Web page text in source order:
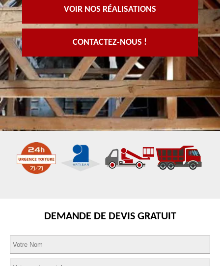
VOIR NOS RÉALISATIONS
CONTACTEZ-NOUS !
DEMANDE DE DEVIS GRATUIT